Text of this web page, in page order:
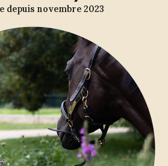
depuis novembre 2023